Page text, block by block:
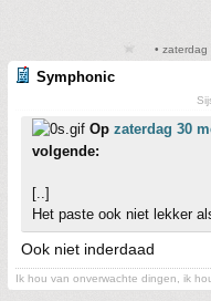
• zaterdag
Symphonic
Op zaterdag 30
volgende:
[..]
Het paste ook niet lekker
Ook niet inderdaad
Ik hou van onverwachte dingen, ik